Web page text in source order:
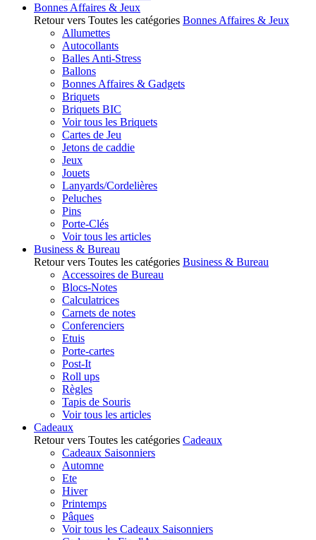
Bonnes Affaires & Jeux
Retour vers Toutes les catégories Bonnes Affaires & Jeux
Allumettes
Autocollants
Balles Anti-Stress
Ballons
Bonnes Affaires & Gadgets
Briquets
Briquets BIC
Voir tous les Briquets
Cartes de Jeu
Jetons de caddie
Jeux
Jouets
Lanyards/Cordelières
Peluches
Pins
Porte-Clés
Voir tous les articles
Business & Bureau
Retour vers Toutes les catégories Business & Bureau
Accessoires de Bureau
Blocs-Notes
Calculatrices
Carnets de notes
Conferenciers
Etuis
Porte-cartes
Post-It
Roll ups
Règles
Tapis de Souris
Voir tous les articles
Cadeaux
Retour vers Toutes les catégories Cadeaux
Cadeaux Saisonniers
Automne
Ete
Hiver
Printemps
Pâques
Voir tous les Cadeaux Saisonniers